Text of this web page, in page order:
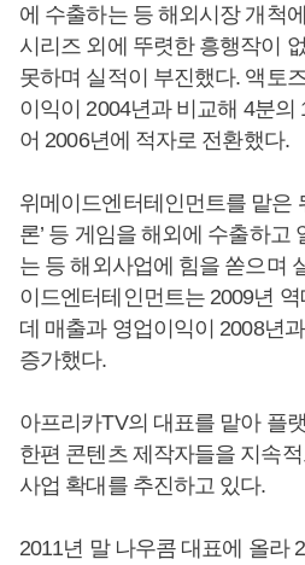
에 수출하는 등 해외시장 개척
시리즈 외에 뚜렷한 흥행작이
못하며 실적이 부진했다. 액토
이익이 2004년과 비교해 4분의
어 2006년에 적자로 전환했다.
위메이드엔터테인먼트를 맡은
론’ 등 게임을 해외에 수출하고
는 등 해외사업에 힘을 쏟으며
이드엔터테인먼트는 2009년
데 매출과 영업이익이 2008년
증가했다.
아프리카TV의 대표를 맡아 플
한편 콘텐츠 제작자들을 지속
사업 확대를 추진하고 있다.
2011년 말 나우콤 대표에 올라